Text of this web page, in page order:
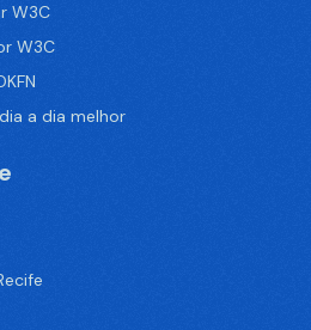
W3C
W3C
a dia melhor